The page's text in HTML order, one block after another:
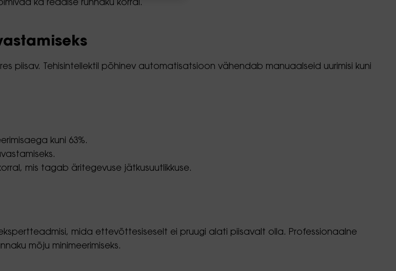
ka reaalse rünnaku korral.
piisav. Tehisintellektil põhinev automatisatsioon vähendab manuaalseid uurimisi kuni
kuni 63%.
mis tagab äritegevuse jätkusuutlikkuse.
mida ettevõttesiseselt ei pruugi alati piisavalt olla. Professionaalne
mõju minimeerimiseks.